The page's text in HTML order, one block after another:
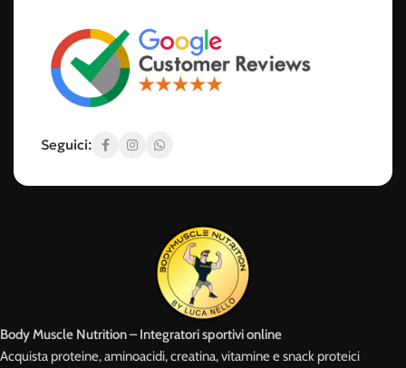
Seguici:
Body Muscle Nutrition – Integratori sportivi online
Acquista proteine, aminoacidi, creatina, vitamine e snack proteici